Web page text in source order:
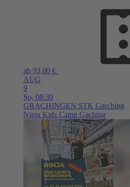
ab 93,00 €
AUG
9
So, 08:30
GRACHINGEN STK Garching
Ninja Kids Camp Gaching